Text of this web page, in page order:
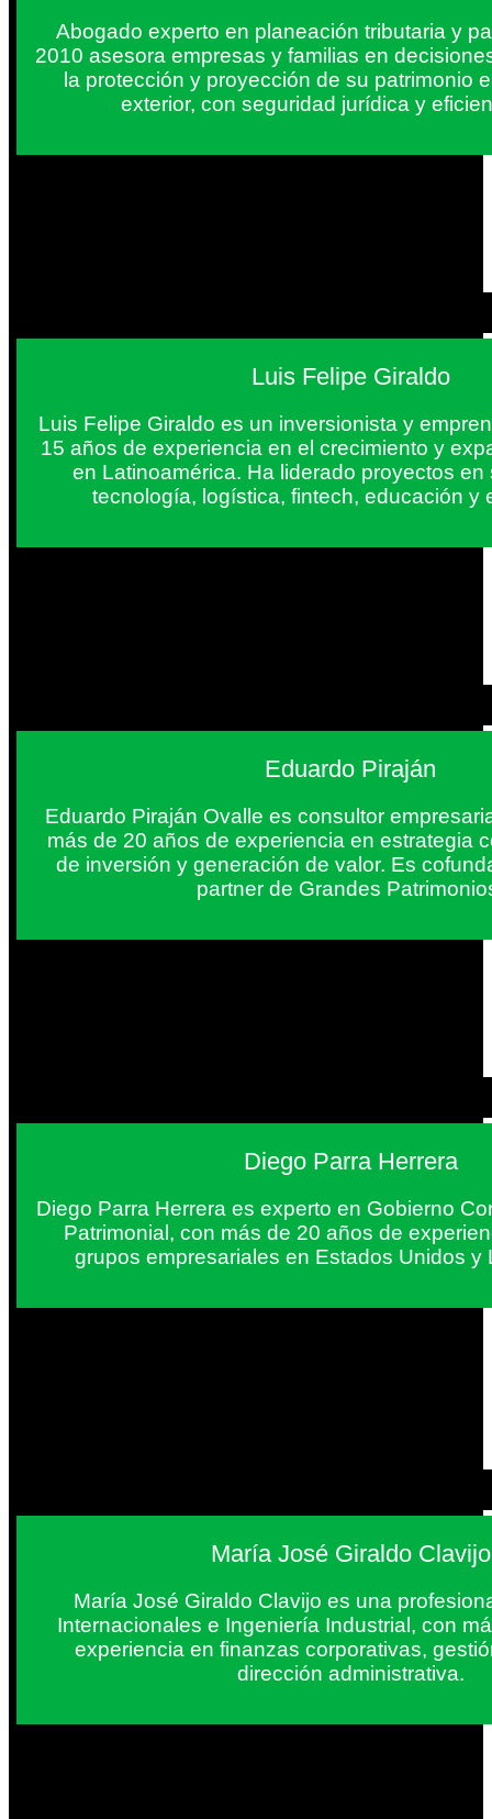
Abogado experto en planeación tributaria y
2010 asesora empresas y familias en
la protección y proyección de su patrimonio
exterior, con seguridad jurídica y
Luis Felipe Giraldo
Luis Felipe Giraldo es un inversionista y
15 años de experiencia en el crecimiento y
en Latinoamérica. Ha liderado proyectos en
tecnología, logística, fintech, educación y
Eduardo Piraján
Eduardo Piraján Ovalle es consultor
más de 20 años de experiencia en estrategia
de inversión y generación de valor. Es
partner de Grandes
Diego Parra Herrera
Diego Parra Herrera es experto en Gobierno
Patrimonial, con más de 20 años de
grupos empresariales en Estados Unidos y
María José Giraldo Clavijo
María José Giraldo Clavijo es una
Internacionales e Ingeniería Industrial, con
experiencia en finanzas corporativas,
dirección administrativa.